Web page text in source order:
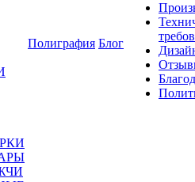
Полиграфия Блог